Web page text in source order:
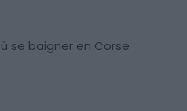
se baigner en Corse